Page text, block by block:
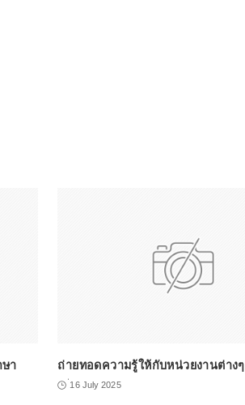
า
ถ่ายทอดความรู้ให้กับหน่วยงานต่างๆ
่16 July 2025